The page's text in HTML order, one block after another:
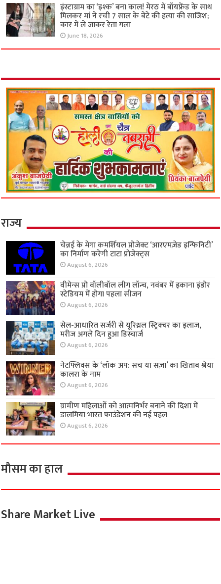
इंस्टाग्राम का ‘इश्क’ बना काल! मेरठ में बॉयफ्रेंड के साथ
मिलकर मां ने रची 7 साल के बेटे की हत्या की साजिश;
कार में ले जाकर रेता गला
June 18, 2026
राज्य
चेन्नई के मेगा कमर्शियल प्रोजेक्ट ‘आरएमज़ेड इन्फिनिटी’
का निर्माण करेगी टाटा प्रोजेक्ट्स
August 6, 2026
वीमेन्स प्रो वॉलीबॉल लीग लॉन्च, नवंबर में इकाना इंडोर
स्टेडियम में होगा पहला सीजन
August 6, 2026
सेल-आधारित सर्जरी से यूरिथ्रल स्ट्रिक्चर का इलाज,
मरीज अगले दिन हुआ डिस्चार्ज
August 6, 2026
नेटफ्लिक्स के ‘लॉक अप: सच या सज़ा’ का खिताब श्रेया
कालरा के नाम
August 6, 2026
ग्रामीण महिलाओं को आत्मनिर्भर बनाने की दिशा में
डालमिया भारत फाउंडेशन की नई पहल
August 6, 2026
मौसम का हाल
Share Market Live